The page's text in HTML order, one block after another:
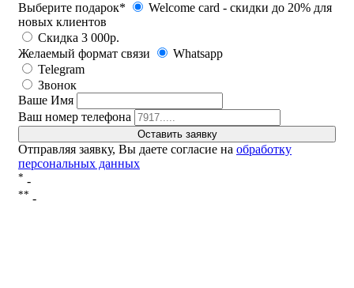
Выберите подарок*
Welcome card - cкидки до 20% для
новых клиентов
Скидка 3 000р.
Желаемый формат связи
Whatsapp
Telegram
Звонок
Ваше Имя
Ваш номер телефона
Отправляя заявку, Вы даете согласие на обработку
персональных данных
* -
** -